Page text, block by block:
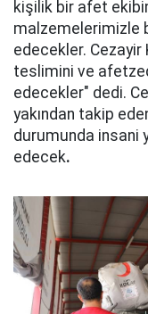
kişilik bir afet
malzemelerimizle
edecekler. Cezayir
teslimini ve
edecekler" dedi.
yakından takip
durumunda insani
edecek.